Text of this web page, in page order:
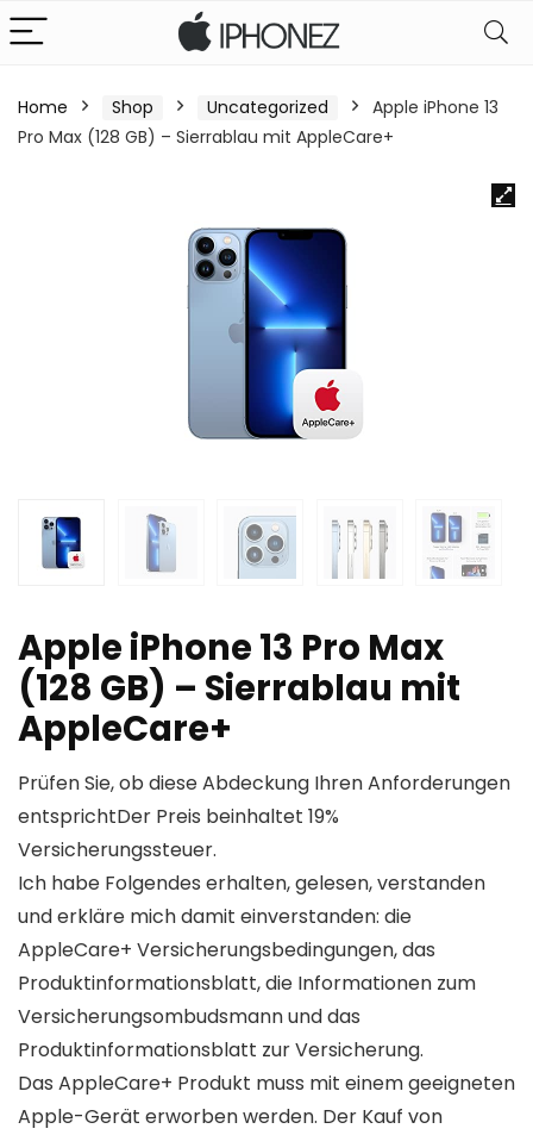
Home Shop Uncategorized
Apple iPhone 13
Pro Max (128 GB) – Sierrablau mit AppleCare+
Apple iPhone 13 Pro Max
(128 GB) – Sierrablau mit
AppleCare+
Prüfen Sie, ob diese Abdeckung Ihren Anforderungen
entsprichtDer Preis beinhaltet 19%
Versicherungssteuer.
Ich habe Folgendes erhalten, gelesen, verstanden
und erkläre mich damit einverstanden: die
AppleCare+ Versicherungsbedingungen, das
Produktinformationsblatt, die Informationen zum
Versicherungsombudsmann und das
Produktinformationsblatt zur Versicherung.
Das AppleCare+ Produkt muss mit einem geeigneten
Apple-Gerät erworben werden. Der Kauf von